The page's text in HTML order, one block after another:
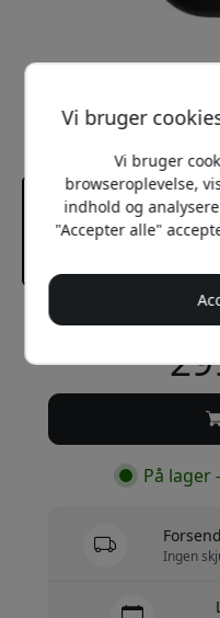
På lager
Ingen
Vi bruger
Vi bruger
browseroplevelse,
indhold og
"Accepter alle"